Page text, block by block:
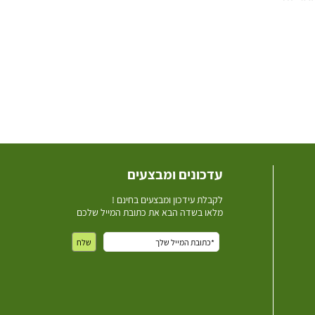
עדכונים ומבצעים
לקבלת עידכון ומבצעים בחינם !
מלאו בשדה הבא את כתובת המייל שלכם